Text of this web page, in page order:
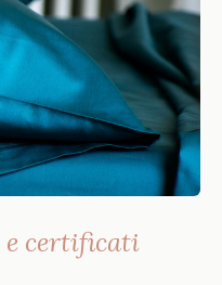
e certificati